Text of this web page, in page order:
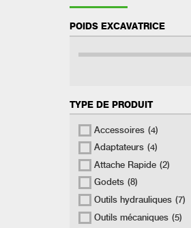
POIDS EXCAVATRICE
TYPE DE PRODUIT
Accessoires (4)
Adaptateurs (4)
Attache Rapide (2)
Godets (8)
Outils hydrauliques (7)
Outils mécaniques (5)